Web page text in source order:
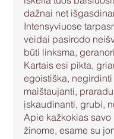
dažnai net
Intensyviuose
veidai pasirodo
būti linksma,
Kartais esi pikta,
egoistiška,
maištaujanti,
įskaudinanti, grubi,
Apie kažkokias
žinome, esame su